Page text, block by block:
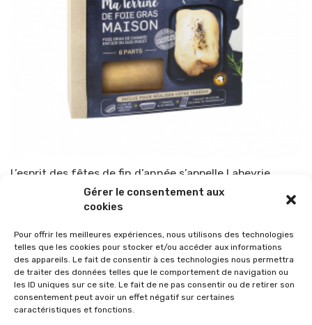
Gérer le consentement aux
cookies
Pour offrir les meilleures expériences, nous utilisons des technologies
telles que les cookies pour stocker et/ou accéder aux informations
des appareils. Le fait de consentir à ces technologies nous permettra
de traiter des données telles que le comportement de navigation ou
les ID uniques sur ce site. Le fait de ne pas consentir ou de retirer son
consentement peut avoir un effet négatif sur certaines
caractéristiques et fonctions.
L’esprit des fêtes de fin d’année s’appelle Labeyrie
TOP-PARENTS 24 novembre 2018